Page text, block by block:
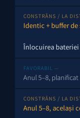
Identic + buffer
Înlocuirea bateriei
Anul 5–8, planificat
Anul 5–8, același